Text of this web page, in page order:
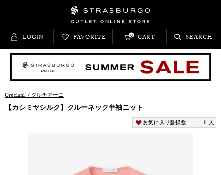
LOGIN FAVORITE CART
0 SEARCH
Cruciani/クルチアーニ
【カシミヤシルク】クルーネック半袖ニット
1